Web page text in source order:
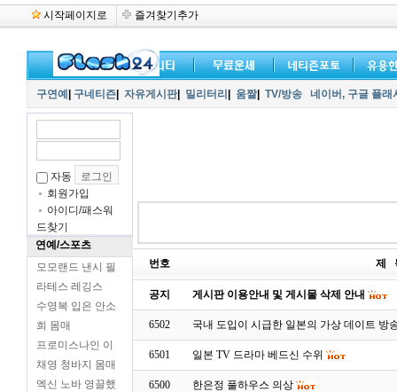
시작페이지로 즐겨찾기추가
구연예 구네티즌 자유게시판| 밀리터리 움짤| TV/방송 네이버, 구글 플
자동
회원가입
아이디/패스워
드찾기
연예/스포츠
모모랜드 낸시 필
라테스 레깅스
수영복 입은 안소
희 몸매
프로미스나인 이
채영 청바지 몸매
엑신 노바 영끌했
번호 제
공지 게시판 이용안내 및 게시물 삭제 안내
6502 국내 도입이 시급한 일본의 가상 데이트 방
6501 일본 TV 드라마 베드신 수위
6500 한은정 풀하우스 의상